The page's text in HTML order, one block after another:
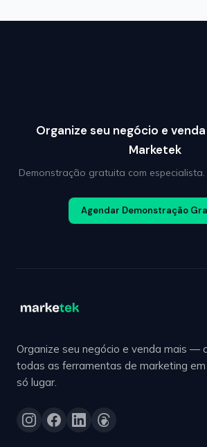
Organize seu negócio e
Marketek
Demonstração gratuita com especialista.
Agendar Demonstração
Organize seu negócio e venda mais —
todas as ferramentas de marketing em
só lugar.